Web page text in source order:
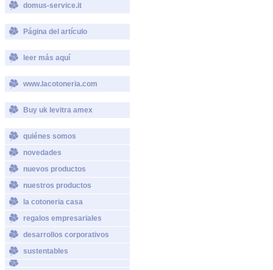
domus-service.it
Página del artículo
leer más aquí
www.lacotoneria.com
Buy uk levitra amex
quiénes somos
novedades
nuevos productos
nuestros productos
la cotoneria casa
regalos empresariales
desarrollos corporativos
sustentables